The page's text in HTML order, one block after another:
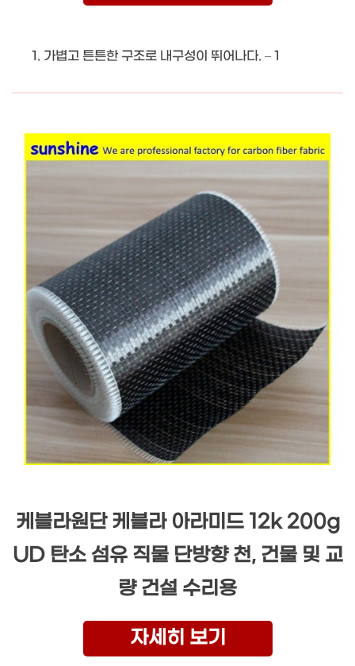
가볍고 튼튼한 구조로 내구성이 뛰어나다. – 1
케블라원단 케블라 아라미드 12k 200g
UD 탄소 섬유 직물 단방향 천, 건물 및 교
량 건설 수리용
자세히 보기